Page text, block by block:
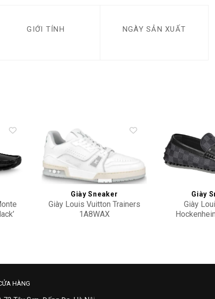
GIỚI TÍNH NGÀY SẢN XUẤT
Add to
Add to
Giày Sneaker
Giày Louis Vuitton Trainers
1A8WAX
Giày
Giày
HÀNG